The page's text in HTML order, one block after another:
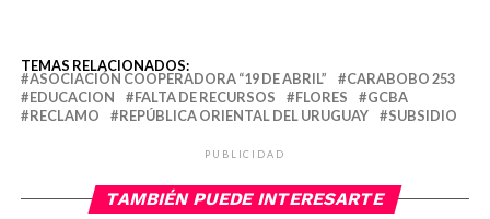
TEMAS RELACIONADOS:
ASOCIACIÓN COOPERADORA “19 DE ABRIL”
CARABOBO 253
EDUCACION
FALTA DE RECURSOS FLORES
GCBA
RECLAMO
REPÚBLICA ORIENTAL DEL URUGUAY SUBSIDIO
PUBLICIDAD
TAMBIÉN PUEDE INTERESARTE